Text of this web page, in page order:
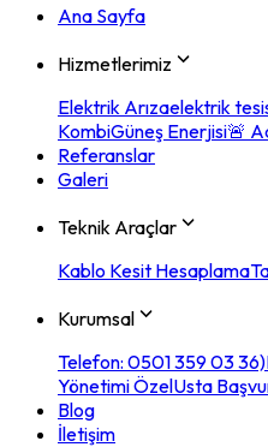
Ana Sayfa
Hizmetlerimiz
Elektrik Arızaelektrik
KombiGüneş Enerjisi🚨
Referanslar
Galeri
Teknik Araçlar
Kablo Kesit Hesaplama
Kurumsal
Telefon: 0501 359 03 36)
Yönetimi ÖzelUsta
Blog
İletişim